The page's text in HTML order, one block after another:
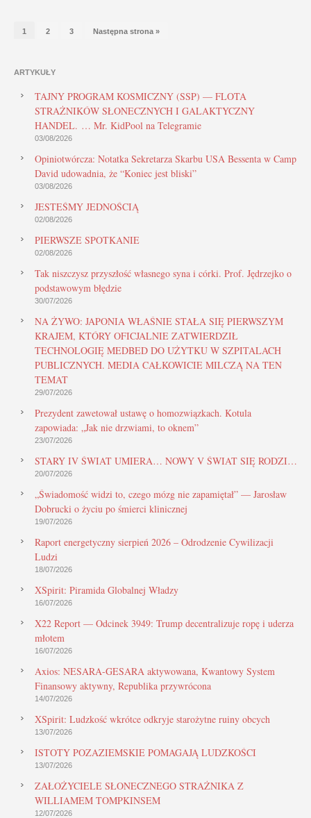
1 2 3 Następna strona »
ARTYKUŁY
TAJNY PROGRAM KOSMICZNY (SSP) — FLOTA
STRAŻNIKÓW SŁONECZNYCH I GALAKTYCZNY
HANDEL. … Mr. KidPool na Telegramie
03/08/2026
Opiniotwórcza: Notatka Sekretarza Skarbu USA Bessenta w Camp
David udowadnia, że “Koniec jest bliski”
03/08/2026
JESTEŚMY JEDNOŚCIĄ
02/08/2026
PIERWSZE SPOTKANIE
02/08/2026
Tak niszczysz przyszłość własnego syna i córki. Prof. Jędrzejko o
podstawowym błędzie
30/07/2026
NA ŻYWO: JAPONIA WŁAŚNIE STAŁA SIĘ PIERWSZYM
KRAJEM, KTÓRY OFICJALNIE ZATWIERDZIŁ
TECHNOLOGIĘ MEDBED DO UŻYTKU W SZPITALACH
PUBLICZNYCH. MEDIA CAŁKOWICIE MILCZĄ NA TEN
TEMAT
29/07/2026
Prezydent zawetował ustawę o homozwiązkach. Kotula
zapowiada: „Jak nie drzwiami, to oknem”
23/07/2026
STARY IV ŚWIAT UMIERA… NOWY V ŚWIAT SIĘ RODZI…
20/07/2026
„Świadomość widzi to, czego mózg nie zapamiętał” — Jarosław
Dobrucki o życiu po śmierci klinicznej
19/07/2026
Raport energetyczny sierpień 2026 – Odrodzenie Cywilizacji
Ludzi
18/07/2026
XSpirit: Piramida Globalnej Władzy
16/07/2026
X22 Report — Odcinek 3949: Trump decentralizuje ropę i uderza
młotem
16/07/2026
Axios: NESARA-GESARA aktywowana, Kwantowy System
Finansowy aktywny, Republika przywrócona
14/07/2026
XSpirit: Ludzkość wkrótce odkryje starożytne ruiny obcych
13/07/2026
ISTOTY POZAZIEMSKIE POMAGAJĄ LUDZKOŚCI
13/07/2026
ZAŁOŻYCIELE SŁONECZNEGO STRAŻNIKA Z
WILLIAMEM TOMPKINSEM
12/07/2026